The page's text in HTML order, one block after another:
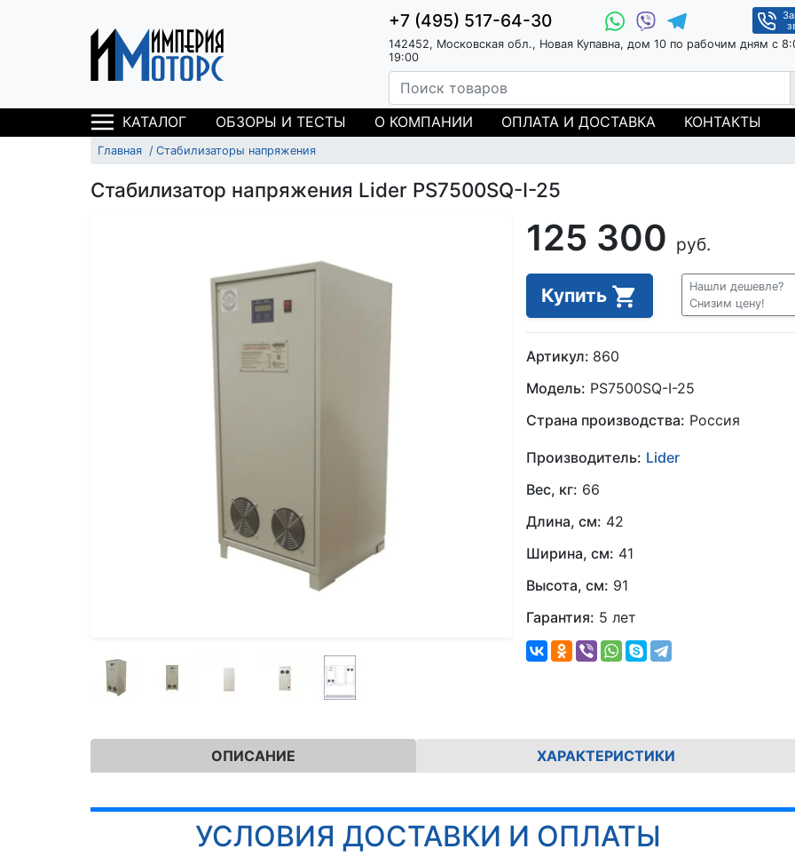
+7 (495) 517-64-30
142452, Московская обл., Новая Купавна, дом 10 по рабочим дням с
19:00
КАТАЛОГ ОБЗОРЫ И ТЕСТЫ О КОМПАНИИ ОПЛАТА И ДОСТАВКА КОНТАКТЫ
Главная Стабилизаторы напряжения
Стабилизатор напряжения Lider PS7500SQ-I-25
125 300 руб.
Купить
Нашли дешевле?
Снизим цену!
Артикул: 860
Модель: PS7500SQ-I-25
Страна производства: Россия
Производитель: Lider
Вес, кг: 66
Длина, см: 42
Ширина, см: 41
Высота, см: 91
Гарантия: 5 лет
ОПИСАНИЕ ХАРАКТЕРИСТИКИ
УСЛОВИЯ ДОСТАВКИ И ОПЛАТЫ